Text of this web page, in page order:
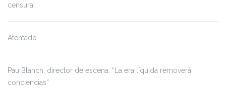
censura”
Atentado
Pau Blanch, director de escena: “La era líquida removerá
conciencias”